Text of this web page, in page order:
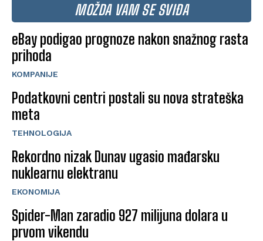
MOŽDA VAM SE SVIĐA
eBay podigao prognoze nakon snažnog rasta
prihoda
KOMPANIJE
Podatkovni centri postali su nova strateška
meta
TEHNOLOGIJA
Rekordno nizak Dunav ugasio mađarsku
nuklearnu elektranu
EKONOMIJA
Spider-Man zaradio 927 milijuna dolara u
prvom vikendu